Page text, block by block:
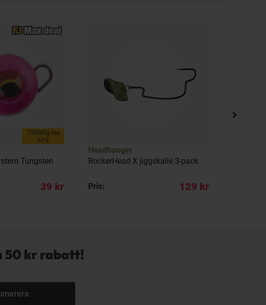
Tillfällig rea
61%
Tungsten
39 kr
Headbanger
RockerHead X jiggskalle 3-pack
Pris: 129 kr
50 kr rabatt!